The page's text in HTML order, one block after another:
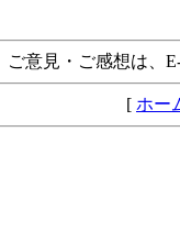
ご意見・ご感想は、
[ ホー